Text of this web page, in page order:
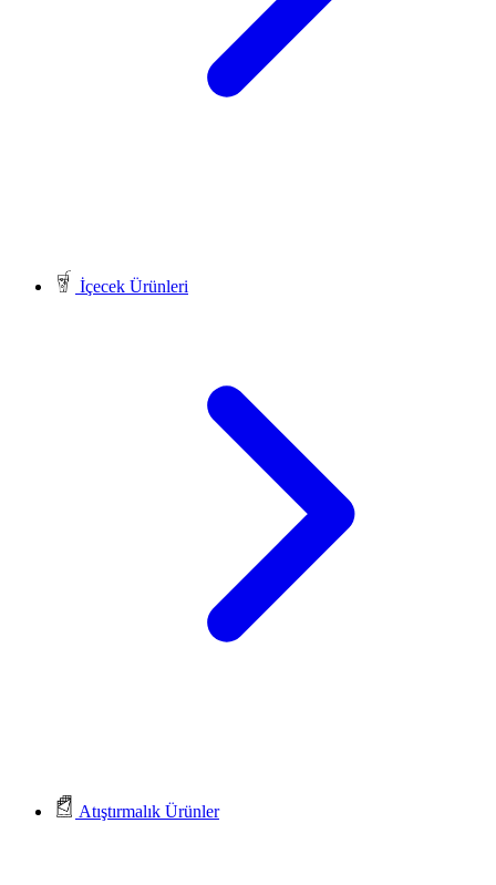
İçecek Ürünleri
Atıştırmalık Ürünler